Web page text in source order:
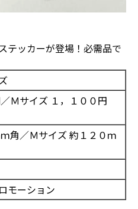
テッカーが登場！必需品で
Ｍサイズ １，１００円
角／Ｍサイズ 約１２０ｍ
モーション